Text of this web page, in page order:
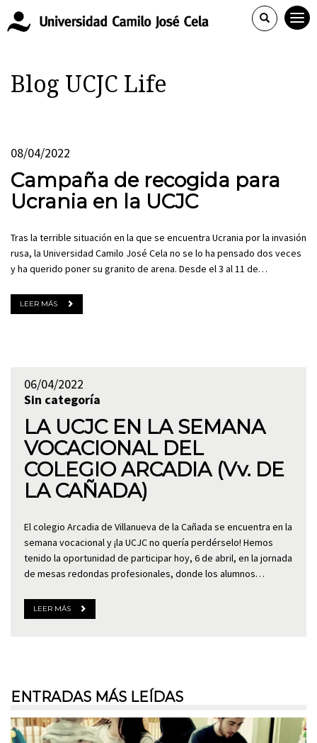
Blog UCJC Life
08/04/2022
Campaña de recogida para
Ucrania en la UCJC
Tras la terrible situación en la que se encuentra Ucrania por la invasión
rusa, la Universidad Camilo José Cela no se lo ha pensado dos veces
y ha querido poner su granito de arena. Desde el 3 al 11 de…
LEER MÁS
06/04/2022
Sin categoría
LA UCJC EN LA SEMANA
VOCACIONAL DEL
COLEGIO ARCADIA (Vv. DE
LA CAÑADA)
El colegio Arcadia de Villanueva de la Cañada se encuentra en la
semana vocacional y ¡la UCJC no quería perdérselo! Hemos
tenido la oportunidad de participar hoy, 6 de abril, en la jornada
de mesas redondas profesionales, donde los alumnos…
LEER MÁS
ENTRADAS MÁS LEÍDAS